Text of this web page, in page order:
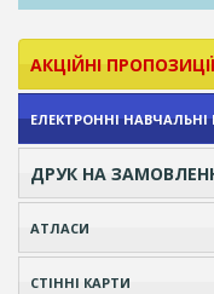
АКЦІЙНІ
ЕЛЕКТРОННІ
ДРУК НА
АТЛАСИ
СТІННІ КАРТИ